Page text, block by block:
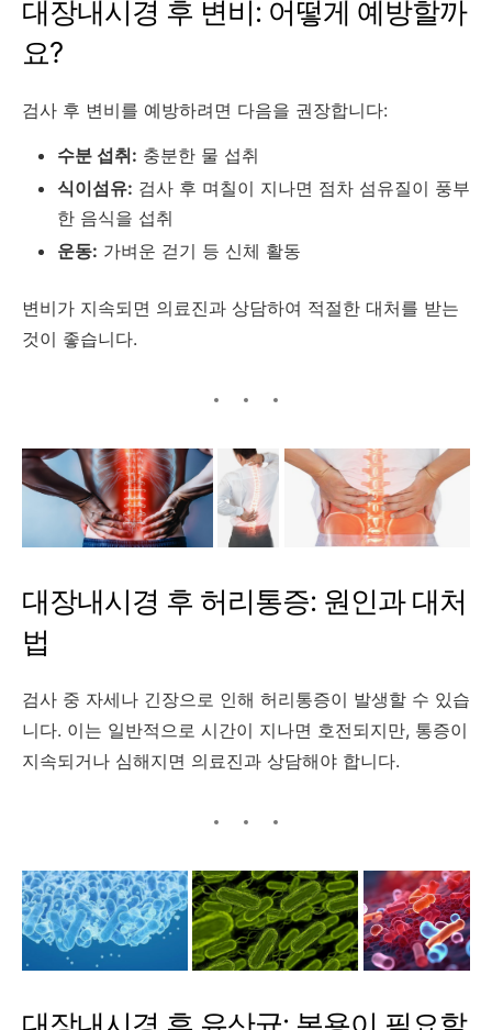
대장내시경 후 변비: 어떻게 예방할까
요?
검사 후 변비를 예방하려면 다음을 권장합니다:
수분 섭취: 충분한 물 섭취
식이섬유: 검사 후 며칠이 지나면 점차 섬유질이 풍부
한 음식을 섭취
운동: 가벼운 걷기 등 신체 활동
변비가 지속되면 의료진과 상담하여 적절한 대처를 받는
것이 좋습니다.
대장내시경 후 허리통증: 원인과 대처
법
검사 중 자세나 긴장으로 인해 허리통증이 발생할 수 있습
니다. 이는 일반적으로 시간이 지나면 호전되지만, 통증이
지속되거나 심해지면 의료진과 상담해야 합니다.